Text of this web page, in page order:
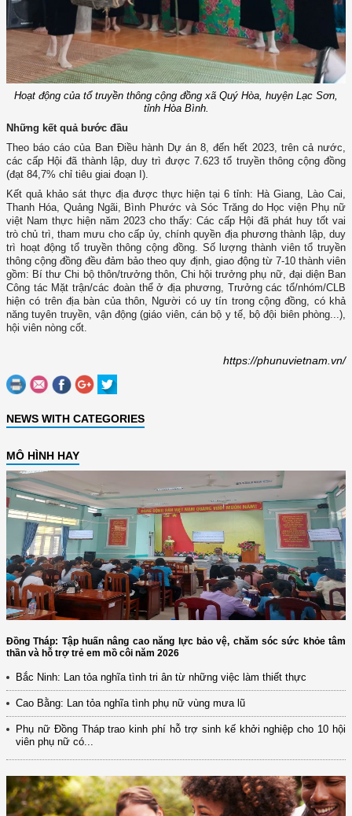
Hoạt động của tổ truyền thông cộng đồng xã Quý Hòa, huyện Lạc Sơn,
tỉnh Hòa Bình.
Những kết quả bước đầu
Theo báo cáo của Ban Điều hành Dự án 8, đến hết 2023, trên cả nước,
các cấp Hội đã thành lập, duy trì được 7.623 tổ truyền thông cộng đồng
(đạt 84,7% chỉ tiêu giai đoạn I).
Kết quả khảo sát thực địa được thực hiện tại 6 tỉnh: Hà Giang, Lào Cai,
Thanh Hóa, Quảng Ngãi, Bình Phước và Sóc Trăng do Học viện Phụ nữ
việt Nam thực hiện năm 2023 cho thấy: Các cấp Hội đã phát huy tốt vai
trò chủ trì, tham mưu cho cấp ủy, chính quyền địa phương thành lập, duy
trì hoạt động tổ truyền thông cộng đồng. Số lượng thành viên tổ truyền
thông cộng đồng đều đảm bảo theo quy định, giao động từ 7-10 thành viên
gồm: Bí thư Chi bộ thôn/trưởng thôn, Chi hội trưởng phụ nữ, đại diện Ban
Công tác Mặt trận/các đoàn thể ở địa phương, Trưởng các tổ/nhóm/CLB
hiện có trên địa bàn của thôn, Người có uy tín trong cộng đồng, có khả
năng tuyên truyền, vận động (giáo viên, cán bộ y tế, bộ đội biên phòng...),
hội viên nòng cốt.
https://phunuvietnam.vn/
NEWS WITH CATEGORIES
MÔ HÌNH HAY
Đồng Tháp: Tập huấn nâng cao năng lực bảo vệ, chăm sóc sức khỏe tâm
thần và hỗ trợ trẻ em mồ côi năm 2026
Bắc Ninh: Lan tỏa nghĩa tình tri ân từ những việc làm thiết thực
Cao Bằng: Lan tỏa nghĩa tình phụ nữ vùng mưa lũ
Phụ nữ Đồng Tháp trao kinh phí hỗ trợ sinh kế khởi nghiệp cho 10 hội
viên phụ nữ có...